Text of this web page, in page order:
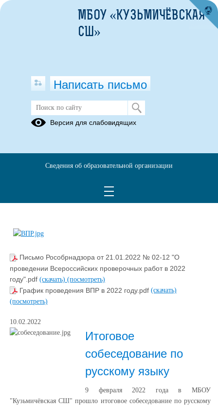
Всероссийсие проверочные работы
Письмо Рособрнадзора от 21.01.2022 № 02-12 "О
проведении Всероссийских проверочных работ в 2022
году".pdf (скачать) (посмотреть)
График проведения ВПР в 2022 году.pdf (скачать)
(посмотреть)
10.02.2022
Итоговое
собеседование по
русскому языку
9 февраля 2022 года в МБОУ
"Кузьмичёвская СШ" прошло итоговое собеседование по русскому
МБОУ «КУЗЬМИЧЁВСКАЯ
СШ»
Написать письмо
Версия для слабовидящих
Сведения об образовательной организации